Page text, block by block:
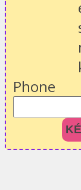
Phone